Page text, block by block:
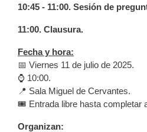
10:45 - 11:00. Sesión de
11:00. Clausura.
Fecha y hora:
📅 Viernes 11 de julio de 2025.
⌚️ 10:00.
📍 Sala Miguel de Cervantes.
🎟️ Entrada libre hasta completar
Organizan: